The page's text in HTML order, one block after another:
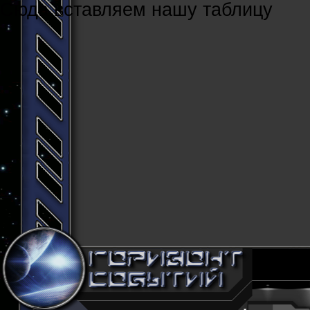
Cюда вставляем нашу таблицу